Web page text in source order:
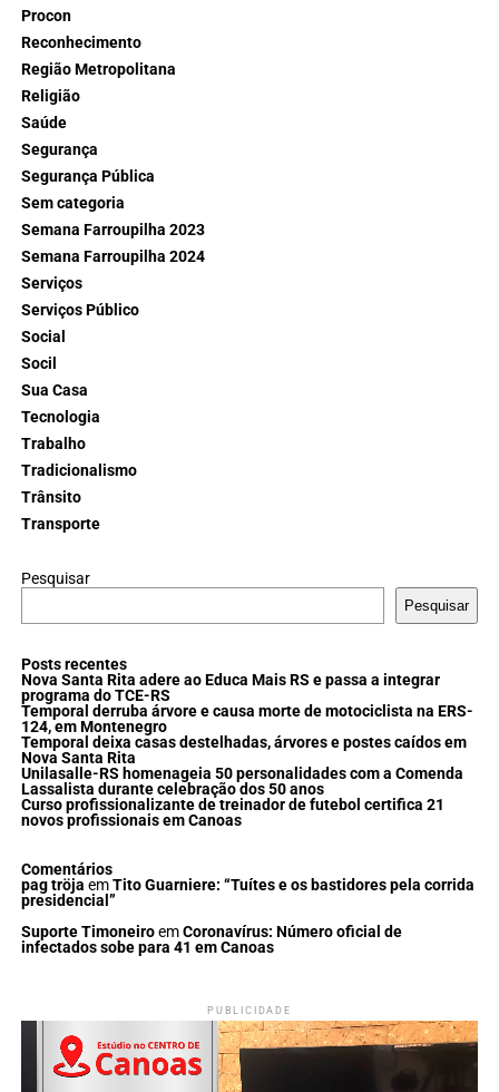
Procon
Reconhecimento
Região Metropolitana
Religião
Saúde
Segurança
Segurança Pública
Sem categoria
Semana Farroupilha 2023
Semana Farroupilha 2024
Serviços
Serviços Público
Social
Socil
Sua Casa
Tecnologia
Trabalho
Tradicionalismo
Trânsito
Transporte
Pesquisar
Pesquisar
Posts recentes
Nova Santa Rita adere ao Educa Mais RS e passa a integrar
programa do TCE-RS
Temporal derruba árvore e causa morte de motociclista na ERS-
124, em Montenegro
Temporal deixa casas destelhadas, árvores e postes caídos em
Nova Santa Rita
Unilasalle-RS homenageia 50 personalidades com a Comenda
Lassalista durante celebração dos 50 anos
Curso profissionalizante de treinador de futebol certifica 21
novos profissionais em Canoas
Comentários
pag tröja emTito Guarniere: “Tuítes e os bastidores pela corrida
presidencial”
Suporte TimoneiroemCoronavírus: Número oficial de
infectados sobe para 41 em Canoas
PUBLICIDADE